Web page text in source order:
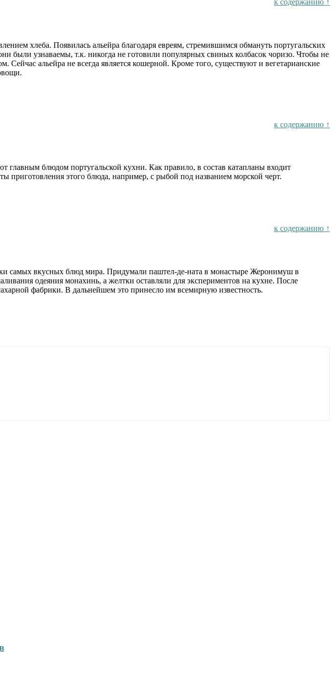
хлеба. Появилась альейра благодаря евреям, стремившимся обмануть португальских
были узнаваемы, т.к. никогда не готовили популярных свиных колбасок чоризо. Чтобы не
альейра не всегда является кошерной. Кроме того, существуют и вегетарианские
к содержанию ↑
главным блюдом португальской кухни. Как правило, в состав катапланы входит
приготовления этого блюда, например, с рыбой под названием морской черт.
к содержанию ↑
самых вкусных блюд мира. Придумали паштел-де-ната в монастыре Жеронимуш в
одеяния монахинь, а желтки оставляли для экспериментов на кухне. После
фабрики. В дальнейшем это принесло им всемирную известность.